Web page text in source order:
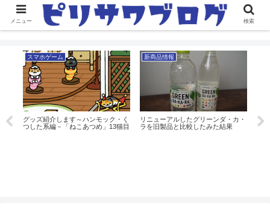
スマホゲーム
グッズ紹介します～ハンモック・く
つした系編－「ねこあつめ」13猫目
新商品情報
リニューアルしたグリーンダ・カ・
ラを旧製品と比較したみた結果
グ
シ
メニュー 検索